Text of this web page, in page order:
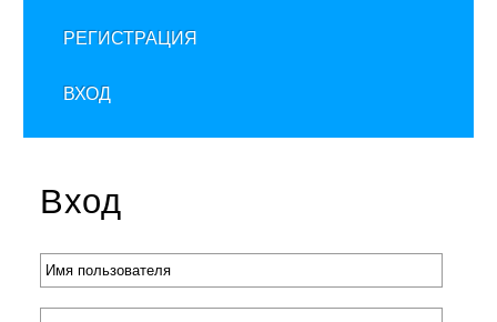
РЕГИСТРАЦИЯ
ВХОД
Вход